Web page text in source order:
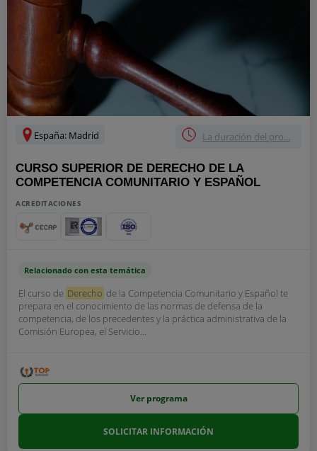
España: Madrid La duración del pro...
CURSO SUPERIOR DE DERECHO DE LA
COMPETENCIA COMUNITARIO Y ESPAÑOL
ACREDITACIONES
Relacionado con esta temática
El curso de Derecho de la Competencia Comunitario y Español te
prepara en el conocimiento de las normas de defensa de la
competencia, de los precedentes y la práctica administrativa de la
Comisión Europea, el Servicio...
Ver programa
SOLICITAR INFORMACIÓN